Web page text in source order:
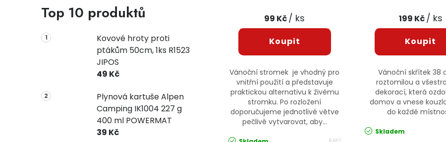
Top 10 produktů
Kovové hroty proti
ptákům 50cm, 1ks R1523
JIPOS
49 Kč
Plynová kartuše Alpen
Camping IK1004 227 g
400 ml POWERMAT
39 Kč
99 Kč/ ks
Vánoční stromek je vhodný pro
vnitřní použití a představuje
praktickou alternativu k živému
stromku. Po rozložení
doporučujeme jednotlivé větve
pečlivě vytvarovat, aby...
199 Kč/ ks
Vánoční skřítek 38
roztomilou a
dekorací, která
domov a vnese
do každé
Skladem